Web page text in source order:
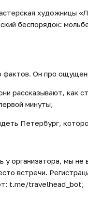
художницы
беспорядок:
Он про
рассказывают, как
минуты;
Петербург,
у организатора, мы
встречи.
t.me/travelhead_bot;